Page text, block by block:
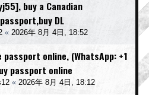
buy a Canadian
DL
« 2026年 8月 4日, 18:52
online, (WhatsApp: +1
passport online
« 2026年 8月 4日, 18:12